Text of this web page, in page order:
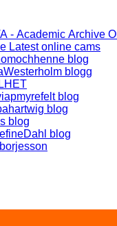
- Academic Archive
Latest online cams
blog
blogg
blog
blog
blog
blog